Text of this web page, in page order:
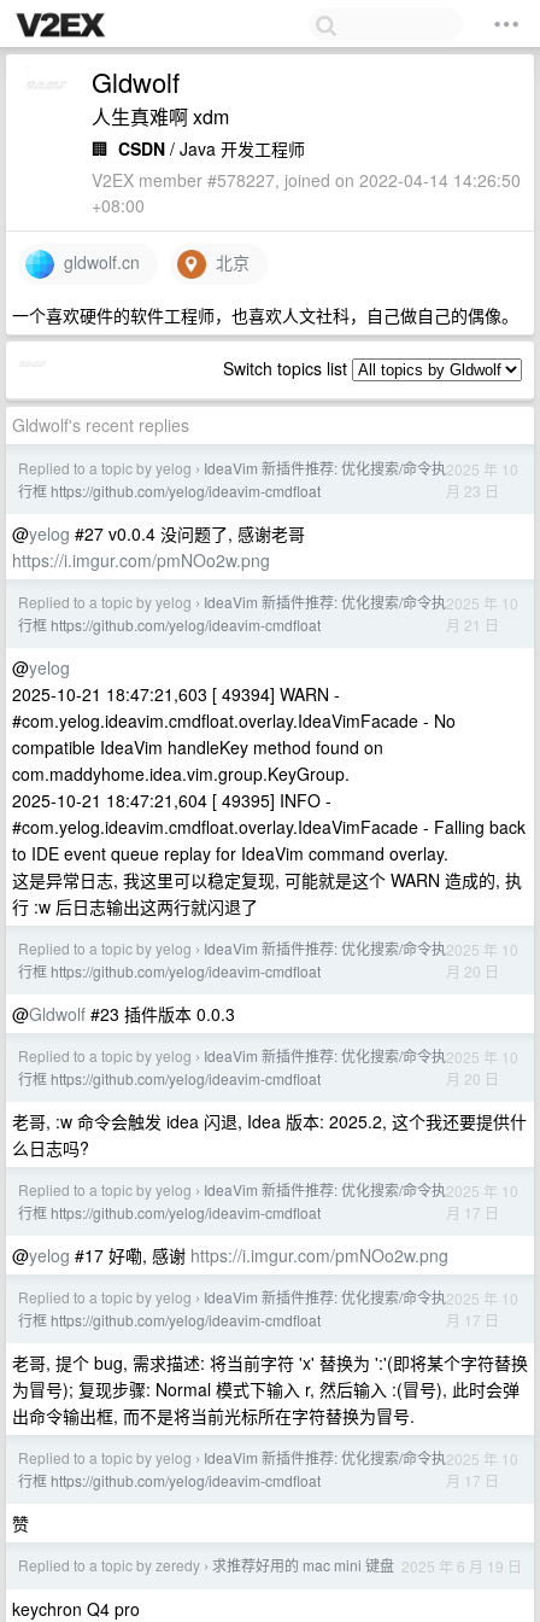
Gldwolf
人生真难啊 xdm
🏢 CSDN / Java 开发工程师
V2EX member #578227, joined on 2022-04-14 14:26:50
+08:00
gldwolf.cn 北京
一个喜欢硬件的软件工程师，也喜欢人文社科，自己做自己的偶像。
Switch topics list
Gldwolf's recent replies
Replied to a topic by yelog › IdeaVim 新插件推荐: 优化搜索/命令执
行框 https://github.com/yelog/ideavim-cmdfloat
2025 年 10
月 23 日
@yelog #27 v0.0.4 没问题了, 感谢老哥
https://i.imgur.com/pmNOo2w.png
Replied to a topic by yelog › IdeaVim 新插件推荐: 优化搜索/命令执
行框 https://github.com/yelog/ideavim-cmdfloat
2025 年 10
月 21 日
@yelog
2025-10-21 18:47:21,603 [ 49394] WARN -
#com.yelog.ideavim.cmdfloat.overlay.IdeaVimFacade - No
compatible IdeaVim handleKey method found on
com.maddyhome.idea.vim.group.KeyGroup.
2025-10-21 18:47:21,604 [ 49395] INFO -
#com.yelog.ideavim.cmdfloat.overlay.IdeaVimFacade - Falling back
to IDE event queue replay for IdeaVim command overlay.
这是异常日志, 我这里可以稳定复现, 可能就是这个 WARN 造成的, 执
行 :w 后日志输出这两行就闪退了
Replied to a topic by yelog › IdeaVim 新插件推荐: 优化搜索/命令执
行框 https://github.com/yelog/ideavim-cmdfloat
2025 年 10
月 20 日
@Gldwolf #23 插件版本 0.0.3
Replied to a topic by yelog › IdeaVim 新插件推荐: 优化搜索/命令执
行框 https://github.com/yelog/ideavim-cmdfloat
2025 年 10
月 20 日
老哥, :w 命令会触发 idea 闪退, Idea 版本: 2025.2, 这个我还要提供什
么日志吗?
Replied to a topic by yelog › IdeaVim 新插件推荐: 优化搜索/命令执
行框 https://github.com/yelog/ideavim-cmdfloat
2025 年 10
月 17 日
@yelog #17 好嘞, 感谢 https://i.imgur.com/pmNOo2w.png
Replied to a topic by yelog › IdeaVim 新插件推荐: 优化搜索/命令执
行框 https://github.com/yelog/ideavim-cmdfloat
2025 年 10
月 17 日
老哥, 提个 bug, 需求描述: 将当前字符 'x' 替换为 ':'(即将某个字符替换
为冒号); 复现步骤: Normal 模式下输入 r, 然后输入 :(冒号), 此时会弹
出命令输出框, 而不是将当前光标所在字符替换为冒号.
Replied to a topic by yelog › IdeaVim 新插件推荐: 优化搜索/命令执
行框 https://github.com/yelog/ideavim-cmdfloat
2025 年 10
月 17 日
赞
Replied to a topic by zeredy › 求推荐好用的 mac mini 键盘 2025 年 6 月 19 日
keychron Q4 pro